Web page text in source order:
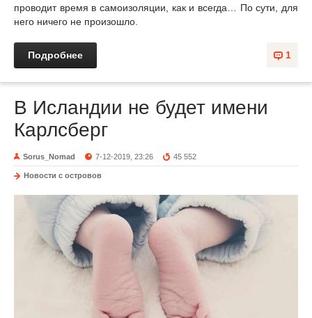
проводит время в самоизоляции, как и всегда… По сути, для
него ничего не произошло.
1
Подробнее
В Исландии не будет имени
Карлсберг
Sorus_Nomad 7-12-2019, 23:26 45 552
Новости с островов